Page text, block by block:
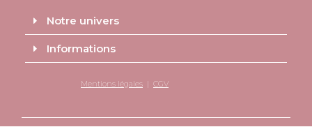
Notre univers
Informations
Mentions légales | CGV